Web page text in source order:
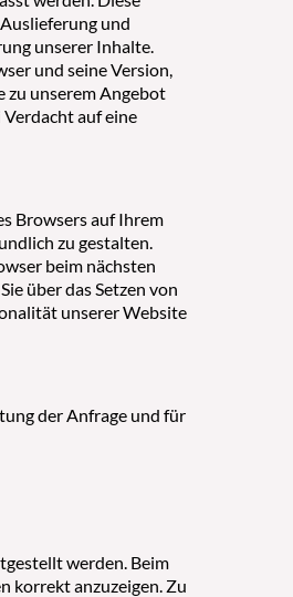
und
unserer Inhalte.
und seine Version,
zu unserem Angebot
auf eine
Browsers auf Ihrem
zu gestalten.
beim nächsten
über das Setzen von
unserer Website
der Anfrage und für
werden. Beim
korrekt anzuzeigen. Zu